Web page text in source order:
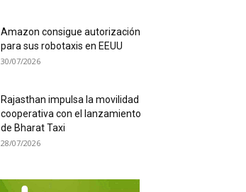
Amazon consigue autorización
para sus robotaxis en EEUU
30/07/2026
Rajasthan impulsa la movilidad
cooperativa con el lanzamiento
de Bharat Taxi
28/07/2026